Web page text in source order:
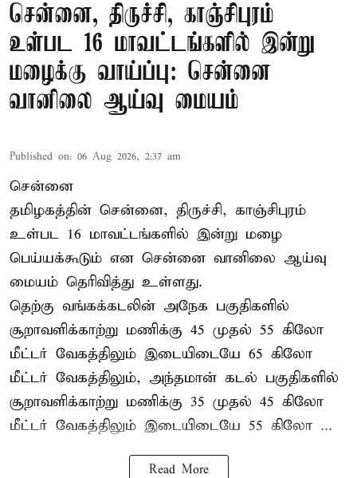
சென்னை, திருச்சி, காஞ்சிபுரம்
உள்பட 16 மாவட்டங்களில் இன்று
மழைக்கு வாய்ப்பு: சென்னை
வானிலை ஆய்வு மையம்
Published on: 06 Aug 2026, 2:37 am
சென்னை
தமிழகத்தின் சென்னை, திருச்சி, காஞ்சிபுரம்
உள்பட 16 மாவட்டங்களில் இன்று மழை
பெய்யக்கூடும் என சென்னை வானிலை ஆய்வு
மையம் தெரிவித்து உள்ளது.
தெற்கு வங்கக்கடலின் அநேக பகுதிகளில்
சூறாவளிக்காற்று மணிக்கு 45 முதல் 55 கிலோ
மீட்டர் வேகத்திலும் இடையிடையே 65 கிலோ
மீட்டர் வேகத்திலும், அந்தமான் கடல் பகுதிகளில்
சூறாவளிக்காற்று மணிக்கு 35 முதல் 45 கிலோ
மீட்டர் வேகத்திலும் இடையிடையே 55 கிலோ ...
Read More